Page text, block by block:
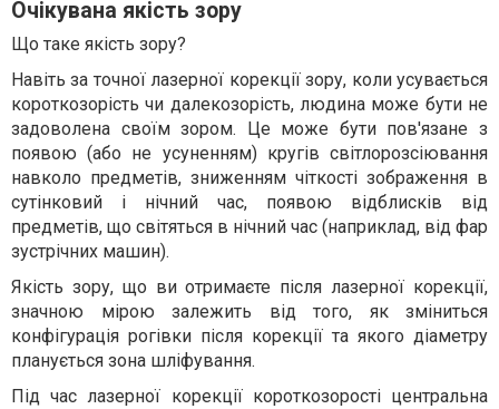
Очікувана якість зору
Що таке якість зору?
Навіть за точної лазерної корекції зору, коли усувається
короткозорість чи далекозорість, людина може бути не
задоволена своїм зором. Це може бути пов'язане з
появою (або не усуненням) кругів світлорозсіювання
навколо предметів, зниженням чіткості зображення в
сутінковий і нічний час, появою відблисків від
предметів, що світяться в нічний час (наприклад, від фар
зустрічних машин).
Якість зору, що ви отримаєте після лазерної корекції,
значною мірою залежить від того, як зміниться
конфігурація рогівки після корекції та якого діаметру
планується зона шліфування.
Під час лазерної корекції короткозорості центральна